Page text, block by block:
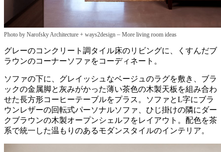
Photo by Narofsky Architecture + ways2design – More living room ideas
グレーのコンクリート調タイル床のリビングに、くすんだブ
ラウンのコーナーソファをコーディネート。
ソファの下に、グレイッシュなベージュのラグを敷き、ブラ
ックの金属脚と灰みがかった薄い茶色の木製天板を組み合わ
せた長方形コーヒーテーブルをプラス。ソファとL字にブラ
ウンレザーの回転式パーソナルソファ、ひじ掛けの隣にダー
クブラウンの木製オープンシェルフをレイアウト。配色を茶
系で統一した温もりのあるモダンスタイルのインテリア。